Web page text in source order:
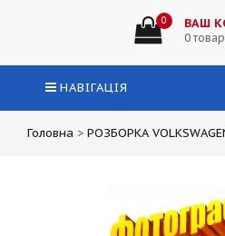
0 ВАШ
0
НАВІГАЦІЯ
Головна > РОЗБОРКА